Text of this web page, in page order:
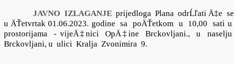
JAVNO IZLAGANJE prijedloga Plana odrĹľati Ä‡e se
u ÄŤetvrtak 01.06.2023. godine sa poÄŤetkom u 10,00
sati u
prostorijama
- vijeÄ‡nici OpÄ‡ine Brckovljani., u
naselju
Brckovljani, u ulici Kralja Zvonimira 9.